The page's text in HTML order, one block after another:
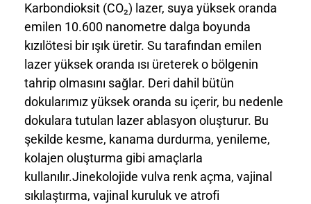
Karbondioksit (CO₂) lazer, suya yüksek oranda
emilen 10.600 nanometre dalga boyunda
kızılötesi bir ışık üretir. Su tarafından emilen
lazer yüksek oranda ısı üreterek o bölgenin
tahrip olmasını sağlar. Deri dahil bütün
dokularımız yüksek oranda su içerir, bu nedenle
dokulara tutulan lazer ablasyon oluşturur. Bu
şekilde kesme, kanama durdurma, yenileme,
kolajen oluşturma gibi amaçlarla
kullanılır.Jinekolojide vulva renk açma, vajinal
sıkılaştırma, vajinal kuruluk ve atrofi